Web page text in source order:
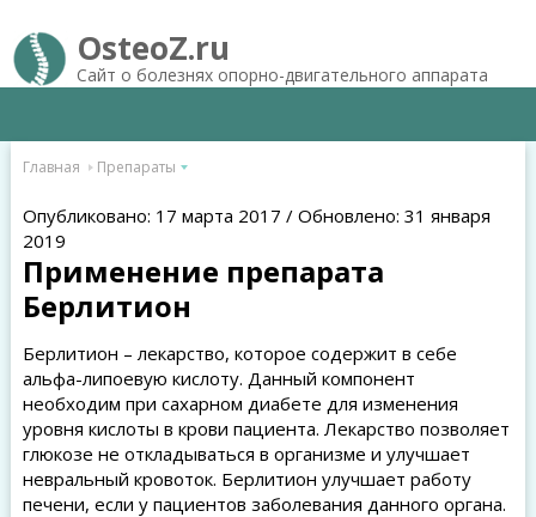
OsteoZ.ru
Сайт о болезнях опорно-двигательного аппарата
Главная Препараты
Опубликовано: 17 марта 2017 / Обновлено: 31 января
2019
Применение препарата
Берлитион
Берлитион – лекарство, которое содержит в себе
альфа-липоевую кислоту. Данный компонент
необходим при сахарном диабете для изменения
уровня кислоты в крови пациента. Лекарство позволяет
глюкозе не откладываться в организме и улучшает
невральный кровоток. Берлитион улучшает работу
печени, если у пациентов заболевания данного органа.